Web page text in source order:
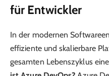
für Entwickler
In der modernen
effiziente und skalierbare
gesamten Lebenszyklus